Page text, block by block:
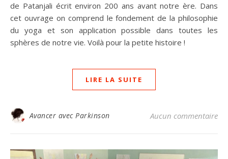
de Patanjali écrit environ 200 ans avant notre ère. Dans
cet ouvrage on comprend le fondement de la philosophie
du yoga et son application possible dans toutes les
sphères de notre vie. Voilà pour la petite histoire !
LIRE LA SUITE
Avancer avec Parkinson Aucun commentaire